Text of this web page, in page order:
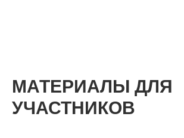
МАТЕРИАЛЫ ДЛЯ
УЧАСТНИКОВ